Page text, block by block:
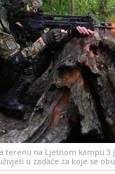
terenu na Ljetnom kampu
u zadaće za koje se